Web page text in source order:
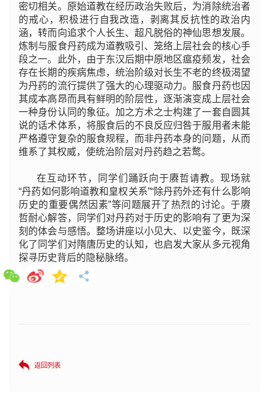
密切相关。原始道教在经历政治失败后，为消除统治者
的戒心，积极进行自我改造，剥离其反抗性的政治内
涵，转而向追求个人长生、超凡脱俗的神仙思想发展。
炼制与服食丹药成为道教吸引、笼络上层社会的核心手
段之一。此外，由于东汉后期中原地区瘟疫频发，社会
存在长期的疾病焦虑，统治阶级对长生不老的终极渴望
为丹药的流行提供了强大的心理驱动力。服食丹药也因
其成本高昂而具有鲜明的阶层性，逐渐演变成上层社会
一种身份认同的象征。加之方术之士构建了一套自圆其
说的话术体系，将服食后的不良反应归咎于服用者未能
严格遵守复杂的服食规程，而非丹药本身的问题，从而
维系了其权威，使统治阶层对丹药趋之若鹜。
在互动环节，同学们踊跃向于赓哲请教。现场就
“丹药如何影响道教和皇权关系”“除丹药外还有什么影响
历史的重要偶然因素”等问题展开了热烈的讨论。于赓
哲耐心解答，同学们对丹药对于历史的影响有了更为深
刻的体会与感悟。整场讲座以小见大、以史鉴今，既深
化了同学们对隋唐历史的认知，也启发大家从多元视角
探寻历史背后的隐秘脉络。
返回列表